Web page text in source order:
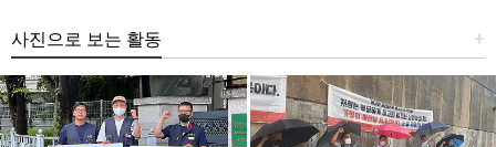
+
사진으로 보는 활동